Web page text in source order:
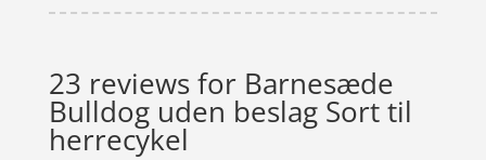
23 reviews for Barnesæde
Bulldog uden beslag Sort til
herrecykel